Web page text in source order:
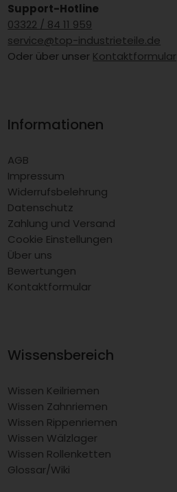
Support-Hotline
03322 / 84 11 959
service@top-industrieteile.de
Oder über unser Kontaktformular
Informationen
AGB
Impressum
Widerrufsbelehrung
Datenschutz
Zahlung und Versand
Cookie Einstellungen
Über uns
Bewertungen
Kontaktformular
Wissensbereich
Wissen Keilriemen
Wissen Zahnriemen
Wissen Rippenriemen
Wissen Wälzlager
Wissen Rollenketten
Glossar/Wiki